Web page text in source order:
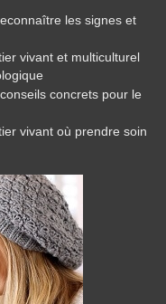
les signes et
vivant et multiculturel
concrets pour le
vivant où prendre soin